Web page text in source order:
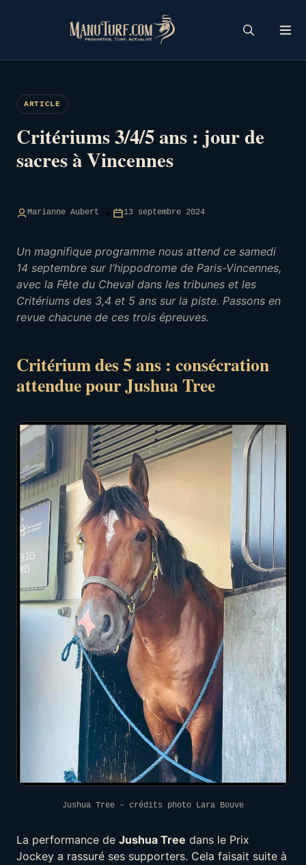
ARTICLE
Critériums 3/4/5 ans : jour de
sacres à Vincennes
Marianne Aubert 13 septembre 2024
Un magnifique programme nous attend ce samedi
14 septembre sur l’hippodrome de Paris-Vincennes,
avec la Fête du Cheval dans les tribunes et les
Critériums des 3,4 et 5 ans sur la piste. Passons en
revue chacune de ces trois épreuves.
Critérium des 5 ans : consécration
attendue pour Jushua Tree
Jushua Tree – crédits photo Lara Bouve
La performance de Jushua Tree dans le Prix
Jockey a rassuré ses supporters. Cela faisait suite à